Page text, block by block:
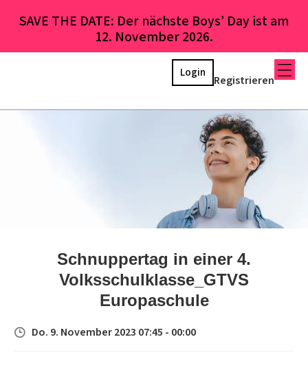
SAVE THE DATE: Der nächste Boys’ Day ist am
12. November 2026.
Registrieren
Login
Schnuppertag in einer 4.
Volksschulklasse_GTVS
Europaschule
Do. 9. November 2023 07:45 - 00:00